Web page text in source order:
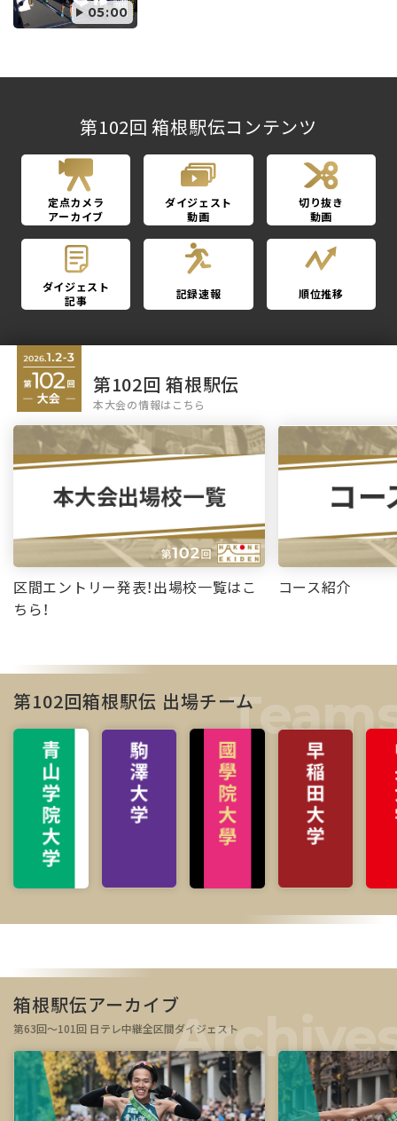
05:00
第102回 箱根駅伝コンテンツ
定点カメラ
アーカイブ
ダイジェスト
動画
切り抜き
動画
ダイジェスト
記事
記録速報 順位推移
第102回 箱根駅伝
本大会の情報はこちら
区間エントリー発表！出場校一覧はこ
ちら！
コース紹介
第102回箱根駅伝 出場チーム
箱根駅伝アーカイブ
第63回～101回 日テレ中継全区間ダイジェスト